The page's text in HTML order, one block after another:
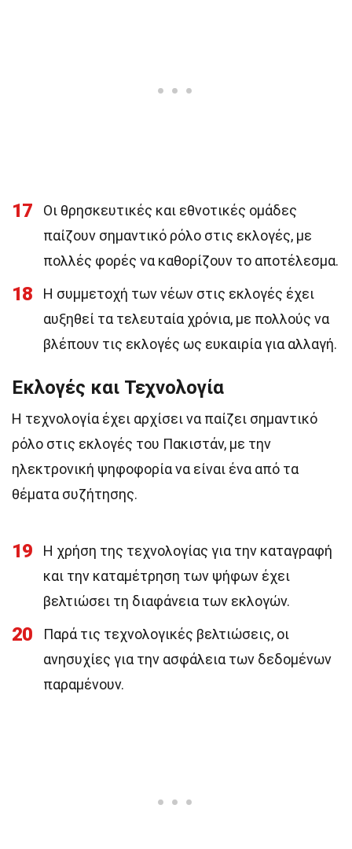
17
Οι θρησκευτικές και εθνοτικές ομάδες
παίζουν σημαντικό ρόλο στις εκλογές, με
πολλές φορές να καθορίζουν το αποτέλεσμα.
18
Η συμμετοχή των νέων στις εκλογές έχει
αυξηθεί τα τελευταία χρόνια, με πολλούς να
βλέπουν τις εκλογές ως ευκαιρία για αλλαγή.
Εκλογές και Τεχνολογία
Η τεχνολογία έχει αρχίσει να παίζει σημαντικό
ρόλο στις εκλογές του Πακιστάν, με την
ηλεκτρονική ψηφοφορία να είναι ένα από τα
θέματα συζήτησης.
19
Η χρήση της τεχνολογίας για την καταγραφή
και την καταμέτρηση των ψήφων έχει
βελτιώσει τη διαφάνεια των εκλογών.
20
Παρά τις τεχνολογικές βελτιώσεις, οι
ανησυχίες για την ασφάλεια των δεδομένων
παραμένουν.